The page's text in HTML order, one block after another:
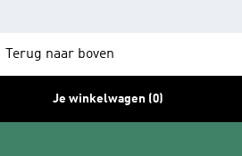
Terug naar boven
Je winkelwagen (0)